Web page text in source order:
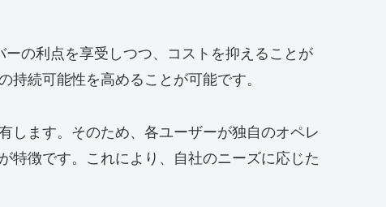
の利点を享受しつつ、コストを抑えることが
続可能性を高めることが可能です。
します。そのため、各ユーザーが独自のオペレ
特徴です。これにより、自社のニーズに応じた